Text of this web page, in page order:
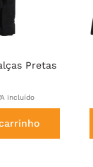
Pretas
incluído